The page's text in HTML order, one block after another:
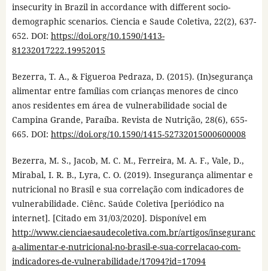
insecurity in Brazil in accordance with different socio-
demographic scenarios. Ciencia e Saude Coletiva, 22(2), 637-
652. DOI: https://doi.org/10.1590/1413-
81232017222.19952015
Bezerra, T. A., & Figueroa Pedraza, D. (2015). (In)segurança
alimentar entre famílias com crianças menores de cinco
anos residentes em área de vulnerabilidade social de
Campina Grande, Paraíba. Revista de Nutrição, 28(6), 655-
665. DOI: https://doi.org/10.1590/1415-52732015000600008
Bezerra, M. S., Jacob, M. C. M., Ferreira, M. A. F., Vale, D.,
Mirabal, I. R. B., Lyra, C. O. (2019). Insegurança alimentar e
nutricional no Brasil e sua correlação com indicadores de
vulnerabilidade. Ciênc. Saúde Coletiva [periódico na
internet]. [Citado em 31/03/2020]. Disponível em
http://www.cienciaesaudecoletiva.com.br/artigos/inseguranc
a-alimentar-e-nutricional-no-brasil-e-sua-correlacao-com-
indicadores-de-vulnerabilidade/17094?id=17094